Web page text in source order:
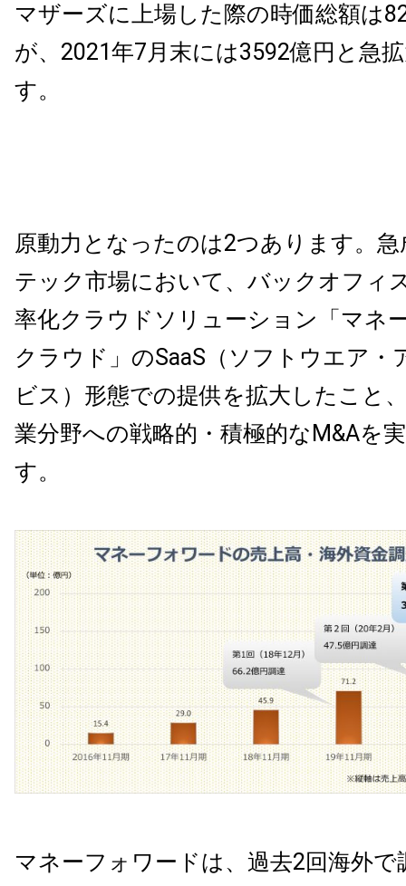
マザーズに上場した際の時価総額は
が、2021年7月末には3592億円と急
す。
原動力となったのは2つあります。
テック市場において、バックオフィ
率化クラウドソリューション「マネ
クラウド」のSaaS（ソフトウエア・
ビス）形態での提供を拡大したこと
業分野への戦略的・積極的なM&Aを
す。
マネーフォワードは、過去2回海外で